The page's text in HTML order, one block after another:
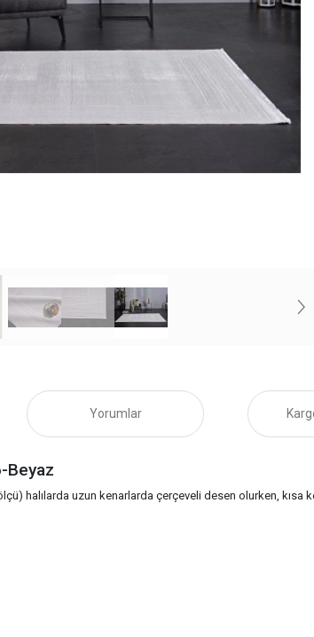
Yorumlar
Beyaz
halılarda uzun kenarlarda çerçeveli desen olurken, kısa